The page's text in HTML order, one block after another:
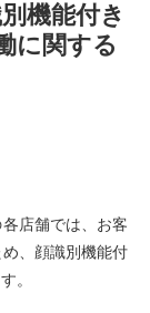
機能付き
に関する
店舗では、お客
、顔識別機能付
。